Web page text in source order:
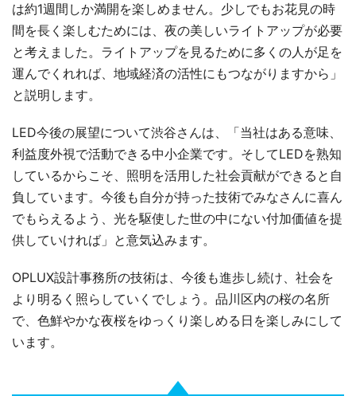
は約1週間しか満開を楽しめません。少しでもお花見の時
間を長く楽しむためには、夜の美しいライトアップが必要
と考えました。ライトアップを見るために多くの人が足を
運んでくれれば、地域経済の活性にもつながりますから」
と説明します。
LED今後の展望について渋谷さんは、「当社はある意味、
利益度外視で活動できる中小企業です。そしてLEDを熟知
しているからこそ、照明を活用した社会貢献ができると自
負しています。今後も自分が持った技術でみなさんに喜ん
でもらえるよう、光を駆使した世の中にない付加価値を提
供していければ」と意気込みます。
OPLUX設計事務所の技術は、今後も進歩し続け、社会を
より明るく照らしていくでしょう。品川区内の桜の名所
で、色鮮やかな夜桜をゆっくり楽しめる日を楽しみにして
います。